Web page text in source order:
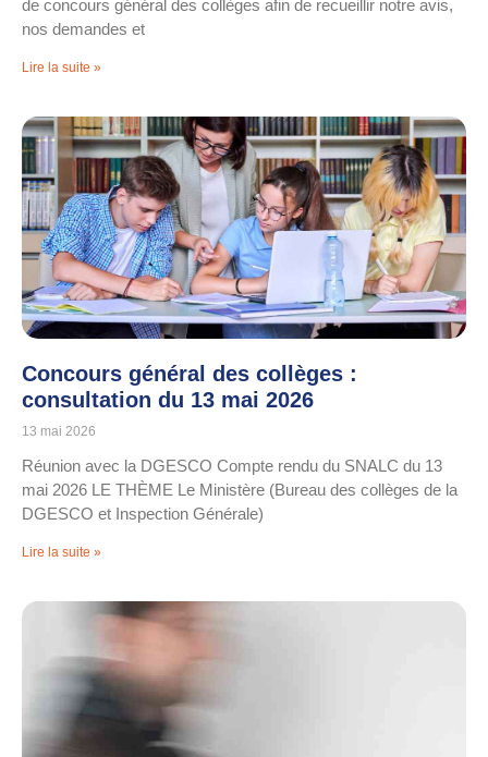
de concours général des collèges afin de recueillir notre avis,
nos demandes et
Lire la suite »
Concours général des collèges :
consultation du 13 mai 2026
13 mai 2026
Réunion avec la DGESCO Compte rendu du SNALC du 13
mai 2026 LE THÈME Le Ministère (Bureau des collèges de la
DGESCO et Inspection Générale)
Lire la suite »